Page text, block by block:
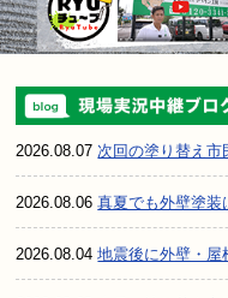
2026.08.07次回の塗り替え市
2026.08.06真夏でも外壁塗
2026.08.04地震後に外壁・屋